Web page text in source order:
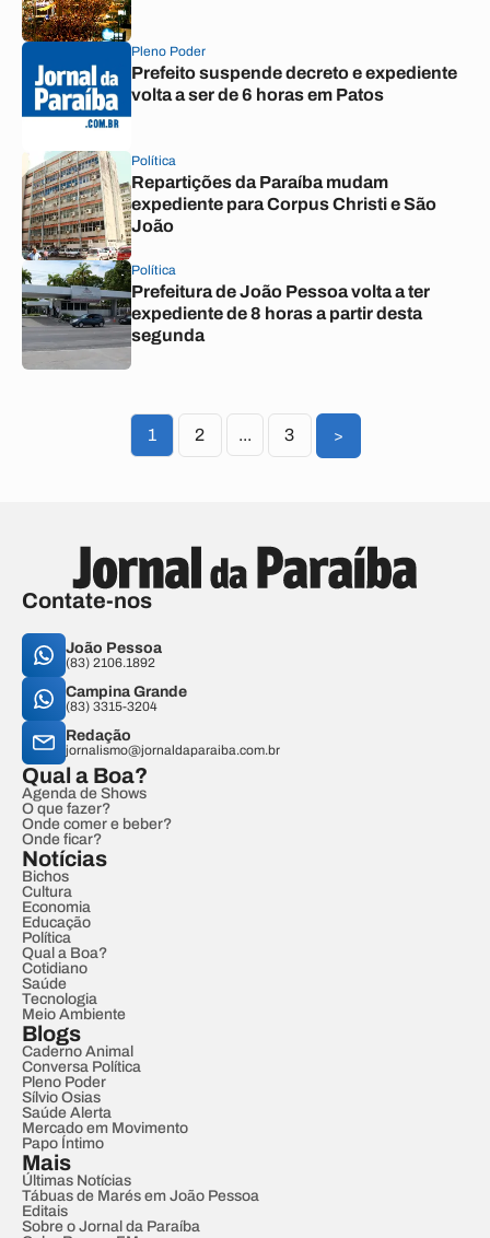
Pleno Poder
Prefeito suspende decreto e expediente
volta a ser de 6 horas em Patos
Política
Repartições da Paraíba mudam
expediente para Corpus Christi e São
João
Política
Prefeitura de João Pessoa volta a ter
expediente de 8 horas a partir desta
segunda
1 2 ... 3 >
Contate-nos
João Pessoa
(83) 2106.1892
Campina Grande
(83) 3315-3204
Redação
jornalismo@jornaldaparaiba.com.br
Qual a Boa?
Agenda de Shows
O que fazer?
Onde comer e beber?
Onde ficar?
Notícias
Bichos
Cultura
Economia
Educação
Política
Qual a Boa?
Cotidiano
Saúde
Tecnologia
Meio Ambiente
Blogs
Caderno Animal
Conversa Política
Pleno Poder
Sílvio Osias
Saúde Alerta
Mercado em Movimento
Papo Íntimo
Mais
Últimas Notícias
Tábuas de Marés em João Pessoa
Editais
Sobre o Jornal da Paraíba